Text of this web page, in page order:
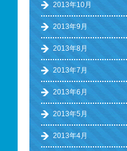
2013年10月
2013年9月
2013年8月
2013年7月
2013年6月
2013年5月
2013年4月